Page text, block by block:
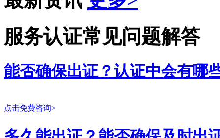
服务认证常见问题解答
能否确保出证？认证中会有哪
点击免费咨询>